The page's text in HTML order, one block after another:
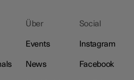
Über
Events
News
Social
Instagram
Facebook